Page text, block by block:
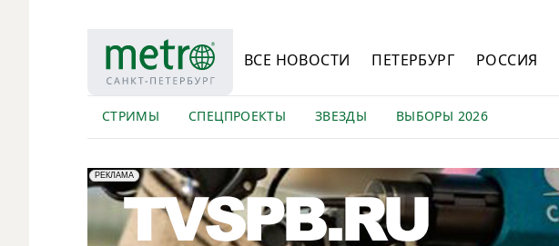
ВСЕ НОВОСТИ ПЕТЕРБУРГ РОССИЯ
СТРИМЫ СПЕЦПРОЕКТЫ ЗВЕЗДЫ ВЫБОРЫ 2026
erid: LdtCK5Efv
РЕКЛАМА
АО "ГАТР", ИНН: 7841320717